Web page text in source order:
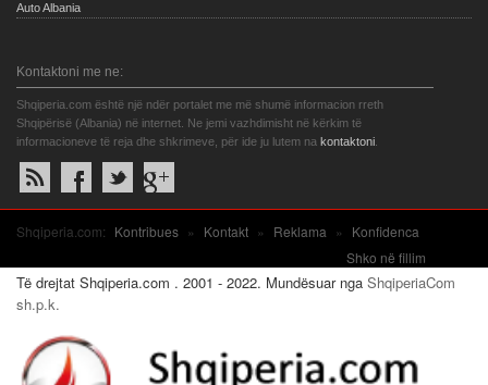
Auto Albania
Kontaktoni me ne:
Shqiperia.com është një ndër portalet me më shumë informacion rreth
Shqipërisë (Albania) në internet. Ne jemi vazhdimisht në kërkim të
informacioneve të reja dhe shkrimeve, për ide ju lutem na kontaktoni
Shqiperia.com: Kontribues » Kontakt » Reklama »
Konfidenca
Shko në fillim
Të drejtat Shqiperia.com . 2001 - 2022. Mundësuar nga ShqiperiaCom
sh.p.k.